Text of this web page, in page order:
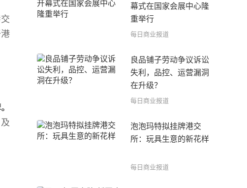
幕式在国家会展中心隆
重举行
每日商业报道
良品铺子劳动争议诉讼
失利，品控、运营漏洞
在升级？
每日商业报道
泡泡玛特拟挂牌港交
所：玩具生意的新花样
每日商业报道